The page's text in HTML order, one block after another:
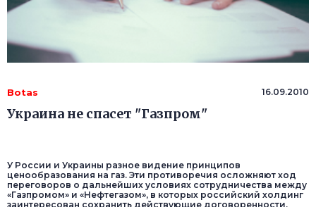
Botas 16.09.2010
Украина не спасет "Газпром"
У России и Украины разное видение принципов
ценообразования на газ. Эти противоречия осложняют ход
переговоров о дальнейших условиях сотрудничества между
«Газпромом» и «Нефтегазом», в которых российский холдинг
заинтересован сохранить действующие договоренности,